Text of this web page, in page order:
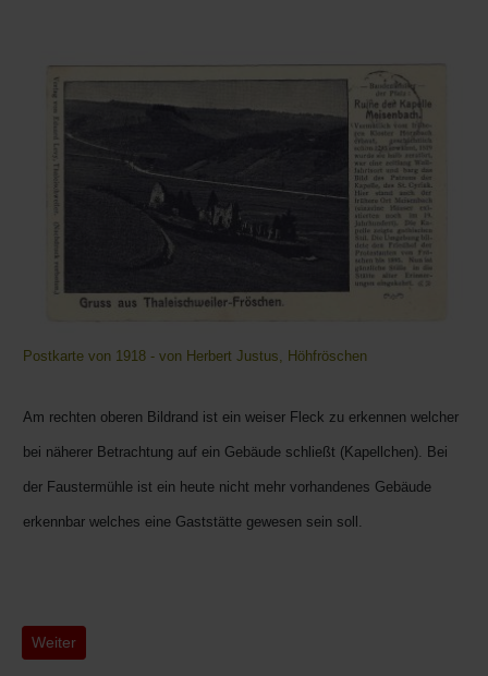
Postkarte von 1918 - von Herbert Justus, Höhfröschen
Am rechten oberen Bildrand ist ein weiser Fleck zu erkennen welcher
bei näherer Betrachtung auf ein Gebäude schließt (Kapellchen). Bei
der Faustermühle ist ein heute nicht mehr vorhandenes Gebäude
erkennbar welches eine Gaststätte gewesen sein soll.
Nächster Beitrag: Kerwered (Kerwe Rede)
Weiter